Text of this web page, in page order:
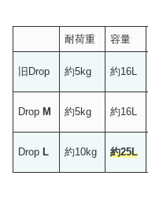
耐荷重 容量
旧Drop 約5kg 約16L
Drop M 約5kg 約16L
Drop L 約10kg 約25L